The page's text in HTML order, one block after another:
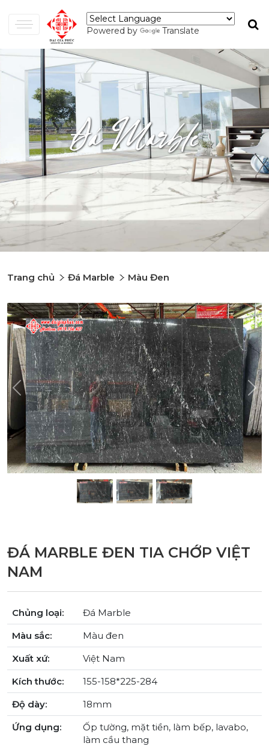
Powered by Translate
Đá Marble
Trang chủ Đá Marble Màu Đen
Previous
ĐÁ MARBLE ĐEN TIA CHỚP VIỆT
NAM
Chủng loại:
Đá Marble
Màu sắc:
Màu đen
Xuất xứ:
Việt Nam
Kích thước:
155-158*225-284
Độ dày:
18mm
Ứng dụng:
Ốp tường, mặt tiền, làm bếp, lavabo,
làm cầu thang